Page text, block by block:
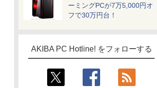
ーミングPCが7万5,000円オ
フで30万円台！
AKIBA PC Hotline! をフォローする